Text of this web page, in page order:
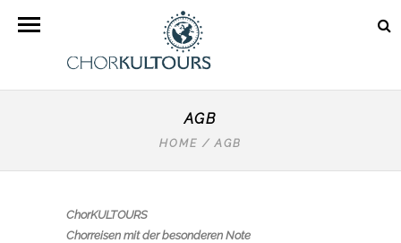
AGB
HOME /AGB
ChorKULTOURS
Chorreisen mit der besonderen Note